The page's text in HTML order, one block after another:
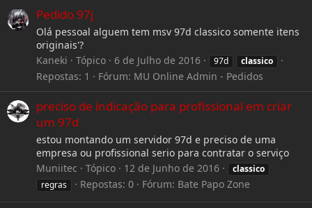
Pedido 97j
Olá pessoal alguem tem msv 97d classico somente itens
originais'?
Kaneki
Tópico 6 de Julho de 2016 97d classico
Repostas: 1 Fórum: MU Online Admin - Pedidos
preciso de indicação para profissional em criar
um 97d
estou montando um servidor 97d e preciso de uma
empresa ou profissional serio para contratar o serviço
Muniitec
Tópico 12 de Junho de 2016
classico
regras
Repostas: 0 Fórum: Bate Papo Zone